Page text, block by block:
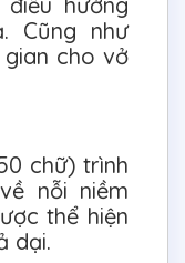
Cũng như
cho vở
chữ) trình
nỗi niềm
thể hiện
dại.